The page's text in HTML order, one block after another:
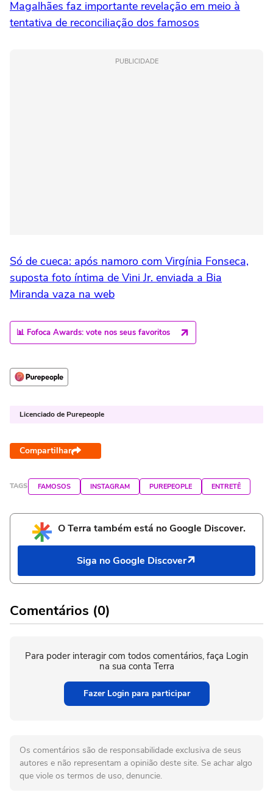
Magalhães faz importante revelação em meio à
tentativa de reconciliação dos famosos
PUBLICIDADE
Só de cueca: após namoro com Virgínia Fonseca,
suposta foto íntima de Vini Jr. enviada a Bia
Miranda vaza na web
📊 Fofoca Awards: vote nos seus favoritos
Licenciado de Purepeople
Compartilhar
TAGS FAMOSOS INSTAGRAM PUREPEOPLE ENTRETÊ
O Terra também está no Google Discover.
Siga no Google Discover
Comentários (0)
Para poder interagir com todos comentários, faça Login
na sua conta Terra
Fazer Login para participar
Os comentários são de responsabilidade exclusiva de seus
autores e não representam a opinião deste site. Se achar algo
que viole os termos de uso, denuncie.